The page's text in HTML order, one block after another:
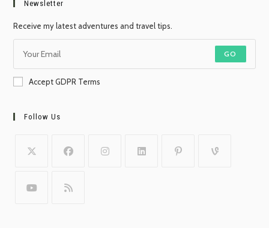
Newsletter
Receive my latest adventures and travel tips.
GO
Accept GDPR Terms
Follow Us